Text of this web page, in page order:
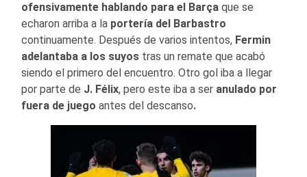
ofensivamente hablando para el Barça que se
echaron arriba a la portería del Barbastro
continuamente. Después de varios intentos, Fermin
adelantaba a los suyos tras un remate que acabó
siendo el primero del encuentro. Otro gol iba a llegar
por parte de J. Félix, pero este iba a ser anulado por
fuera de juego antes del descanso.